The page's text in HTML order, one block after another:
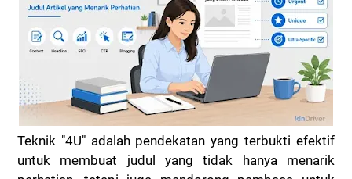
Teknik "4U" adalah pendekatan yang terbukti efektif
untuk membuat judul yang tidak hanya menarik